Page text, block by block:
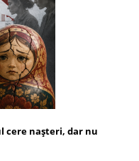
cere nașteri, dar nu